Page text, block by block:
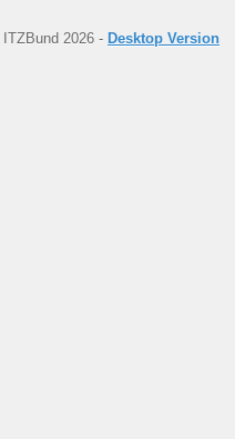
2026 - Desktop Version